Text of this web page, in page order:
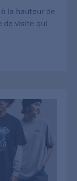
la hauteur de
de visite qui